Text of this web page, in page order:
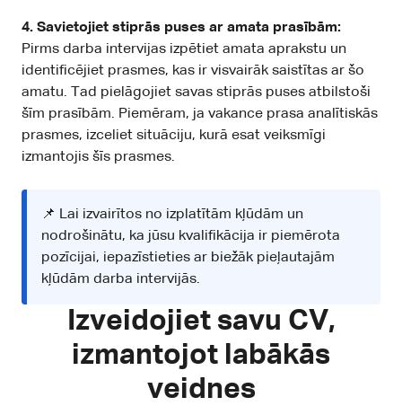
4. Savietojiet stiprās puses ar amata prasībām:
Pirms darba intervijas izpētiet amata aprakstu un
identificējiet prasmes, kas ir visvairāk saistītas ar šo
amatu. Tad pielāgojiet savas stiprās puses atbilstoši
šīm prasībām. Piemēram, ja vakance prasa analītiskās
prasmes, izceliet situāciju, kurā esat veiksmīgi
izmantojis šīs prasmes.
📌 Lai izvairītos no izplatītām kļūdām un
nodrošinātu, ka jūsu kvalifikācija ir piemērota
pozīcijai, iepazīstieties ar biežāk pieļautajām
kļūdām darba intervijās.
Izveidojiet savu CV,
izmantojot labākās
veidnes